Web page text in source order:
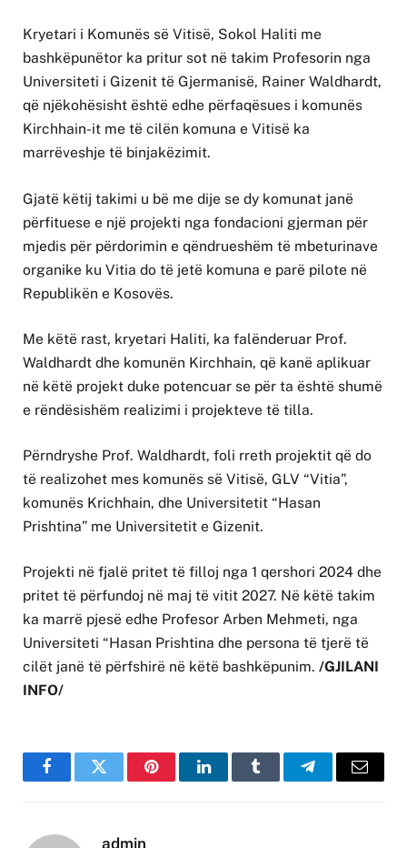
Kryetari i Komunës së Vitisë, Sokol Haliti me
bashkëpunëtor ka pritur sot në takim Profesorin nga
Universiteti i Gizenit të Gjermanisë, Rainer Waldhardt,
që njëkohësisht është edhe përfaqësues i komunës
Kirchhain-it me të cilën komuna e Vitisë ka
marrëveshje të binjakëzimit.
Gjatë këtij takimi u bë me dije se dy komunat janë
përfituese e një projekti nga fondacioni gjerman për
mjedis për përdorimin e qëndrueshëm të mbeturinave
organike ku Vitia do të jetë komuna e parë pilote në
Republikën e Kosovës.
Me këtë rast, kryetari Haliti, ka falënderuar Prof.
Waldhardt dhe komunën Kirchhain, që kanë aplikuar
në këtë projekt duke potencuar se për ta është shumë
e rëndësishëm realizimi i projekteve të tilla.
Përndryshe Prof. Waldhardt, foli rreth projektit që do
të realizohet mes komunës së Vitisë, GLV “Vitia”,
komunës Krichhain, dhe Universitetit “Hasan
Prishtina” me Universitetit e Gizenit.
Projekti në fjalë pritet të filloj nga 1 qershori 2024 dhe
pritet të përfundoj në maj të vitit 2027. Në këtë takim
ka marrë pjesë edhe Profesor Arben Mehmeti, nga
Universiteti “Hasan Prishtina dhe persona të tjerë të
cilët janë të përfshirë në këtë bashkëpunim. /GJILANI
INFO/
FacebookTwitter PinterestLinkedInTumblr TelegramEmail
admin